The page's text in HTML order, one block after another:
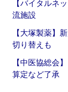
【バイタルネ
流施設
【大塚製薬】
切り替えも
【中医協総会
算定など了承